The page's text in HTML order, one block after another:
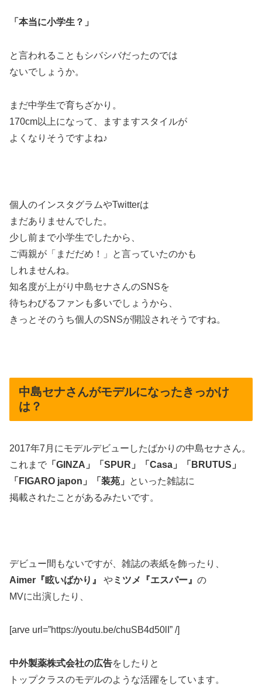
「本当に小学生？」
と言われることもシバシバだったのでは
ないでしょうか。
まだ中学生で育ちざかり。
170cm以上になって、ますますスタイルが
よくなりそうですよね♪
個人のインスタグラムやTwitterは
まだありませんでした。
少し前まで小学生でしたから、
ご両親が「まだだめ！」と言っていたのかも
しれませんね。
知名度が上がり中島セナさんのSNSを
待ちわびるファンも多いでしょうから、
きっとそのうち個人のSNSが開設されそうですね。
中島セナさんがモデルになったきっかけ
は？
2017年7月にモデルデビューしたばかりの中島セナさん。
これまで 「GINZA」「SPUR」「Casa」「BRUTUS」
「FIGARO japon」「装苑」
といった雑誌に
掲載されたことがあるみたいです。
デビュー間もないですが、雑誌の表紙を飾ったり、
Aimer『眩いばかり』
やミツメ『エスパー』 の
MVに出演したり、
[arve url=”https://youtu.be/chuSB4d50lI” /]
中外製薬株式会社の広告をしたりと
トップクラスのモデルのような活躍をしています。